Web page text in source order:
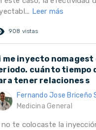
Leer más
908 vistas
me inyecto nomagest
cuánto tiempo
tener relaciones s
Fernando Jose Briceño
Medicina General
no te colocaste la